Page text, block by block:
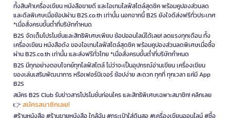
ทั้งสินค้าเครื่องเขียน หนังสือขายดี และไอเทมไลฟ์สไตล์สุดชิค พร้อมคูปองส่วนลด
และดีลพิเศษเมื่อช้อปผ่าน B2S.co.th เท่านั้น นอกจากนี้ B2S ยังใจดีส่งฟรีทั่วประเทศ
*เมื่อสั่งครบขั้นต่ำที่บริษัทกำหนด
B2S จัดเต็มโปรโมชั่นและสิทธิพิเศษเพียบ ช้อปออนไลน์ได้เลย! ลดแรงทุกเดือน ทั้ง
เครื่องเขียน หนังสือดัง ของไอเทมไลฟ์สไตล์สุดชิค พร้อมคูปองส่วนลดพิเศษเมื่อซื้อ
ผ่าน B2S.co.th เท่านั้น และส่งฟรีทั่วไทย *เมื่อสั่งครบขั้นต่ำที่บริษัทกำหนด
B2S มีทุกอย่างตอบโจทย์ทุกไลฟ์สไตล์ ไม่ว่าจะเป็นอุปกรณ์อ่านเขียน เครื่องเขียน
ของเล่นเสริมพัฒนาการ หรือเฟอร์นิเจอร์ ช้อปง่าย สะดวก ทุกที่ ทุกเวลา แค่มี App
B2S
สมัคร B2S Club รับข่าวสารโปรโมชั่นก่อนใคร และสิทธิพิเศษเฉพาะสมาชิก! คลิกเลย
👉 สมัครสมาชิกเลย!
#ร้านหนังสือ #ร้านขายหนังสือ ใกล้ฉัน #กระเป๋าใส่ดินสอ #เครื่องเขียนออนไลน์ #ซื้อ